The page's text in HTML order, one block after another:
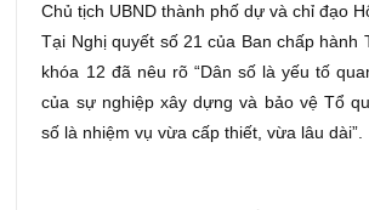
Chủ tịch UBND thành phố dự và chỉ đạo
Tại Nghị quyết số 21 của Ban chấp hành
khóa 12 đã nêu rõ “Dân số là yếu tố
của sự nghiệp xây dựng và bảo vệ Tổ
số là nhiệm vụ vừa cấp thiết, vừa lâu dài”.